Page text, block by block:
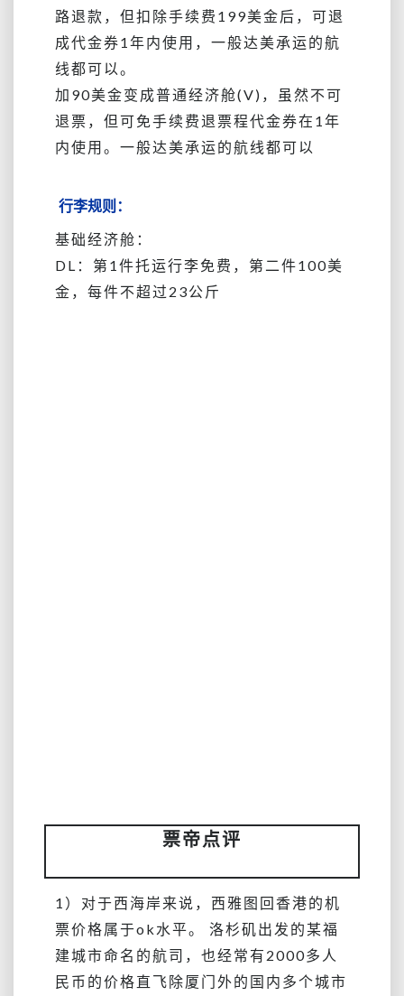
路退款，但扣除手续费199美金后，可退
成代金券1年内使用，一般达美承运的航
线都可以。
加90美金变成普通经济舱(V)，虽然不可
退票，但可免手续费退票程代金券在1年
内使用。 一般达美承运的航线都可以
行李规则：
基础经济舱：
DL：第1件托运行李免费，第二件100美
金，每件不超过23公斤
票帝点评
1）对于西海岸来说，西雅图回香港的机
票价格属于ok水平。 洛杉矶出发的某福
建城市命名的航司，也经常有2000多人
民币的价格直飞除厦门外的国内多个城市